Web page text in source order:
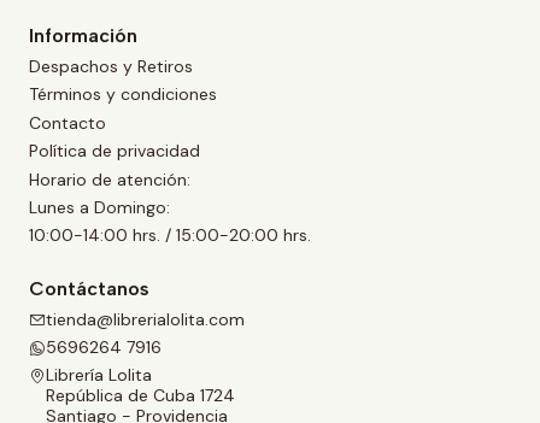
Información
Despachos y Retiros
Términos y condiciones
Contacto
Política de privacidad
Horario de atención:
Lunes a Domingo:
10:00-14:00 hrs. / 15:00-20:00 hrs.
Contáctanos
tienda@librerialolita.com
5696264 7916
Librería Lolita
República de Cuba 1724
Santiago - Providencia